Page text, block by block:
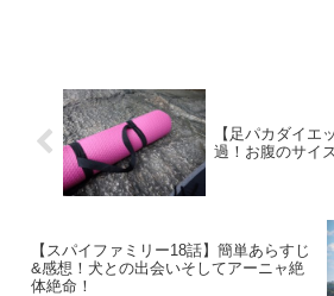
【足パカダイエ
過！お腹のサイ
【スパイファミリー18話】簡単あらすじ
&感想！犬との出会いそしてアーニャ絶
体絶命！